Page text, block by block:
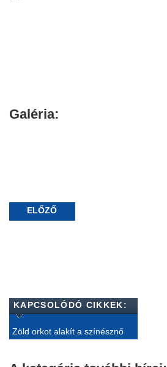
Galéria:
ELŐZŐ
KAPCSOLÓDÓ CIKKEK:
Zöld orkot alakít a színésznő